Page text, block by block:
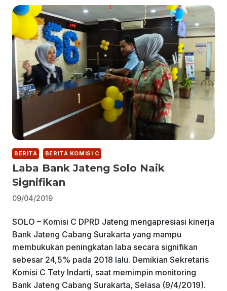
BERITA BERITA KOMISI C
Laba Bank Jateng Solo Naik
Signifikan
09/04/2019
SOLO – Komisi C DPRD Jateng mengapresiasi kinerja
Bank Jateng Cabang Surakarta yang mampu
membukukan peningkatan laba secara signifikan
sebesar 24,5% pada 2018 lalu. Demikian Sekretaris
Komisi C Tety Indarti, saat memimpin monitoring
Bank Jateng Cabang Surakarta, Selasa (9/4/2019).